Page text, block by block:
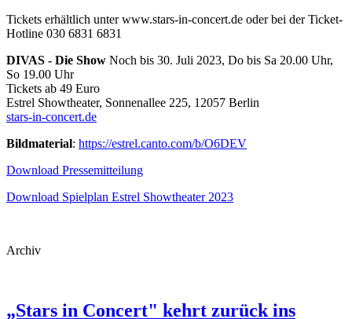
Tickets erhältlich unter www.stars-in-concert.de oder bei der Ticket-
Hotline 030 6831 6831
DIVAS - Die Show Noch bis 30. Juli 2023, Do bis Sa 20.00 Uhr,
So 19.00 Uhr
Tickets ab 49 Euro
Estrel Showtheater, Sonnenallee 225, 12057 Berlin
stars-in-concert.de
Bildmaterial: https://estrel.canto.com/b/O6DEV
Download Pressemitteilung
Download Spielplan Estrel Showtheater 2023
Archiv
„Stars in Concert" kehrt zurück ins